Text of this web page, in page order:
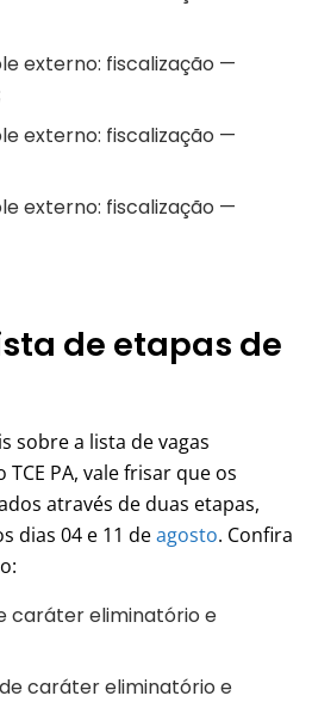
externo: fiscalização —
externo: fiscalização —
externo: fiscalização —
de etapas de
sobre a lista de vagas
PA, vale frisar que os
através de duas etapas,
dias 04 e 11 deagosto. Confira
caráter eliminatório e
caráter eliminatório e